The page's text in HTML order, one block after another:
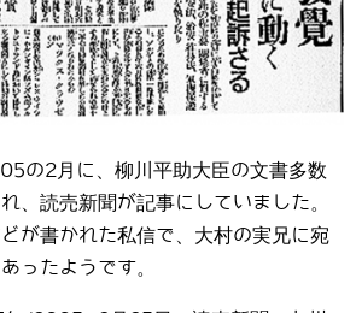
の2月に、柳川平助大臣の文書多数
、読売新聞が記事にしていました。
が書かれた私信で、大村の実兄に宛
ったようです。